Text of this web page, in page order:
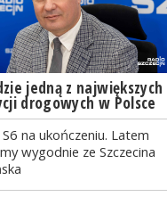
jedną z największych
drogowych w Polsce
na ukończeniu. Latem
wygodnie ze Szczecina